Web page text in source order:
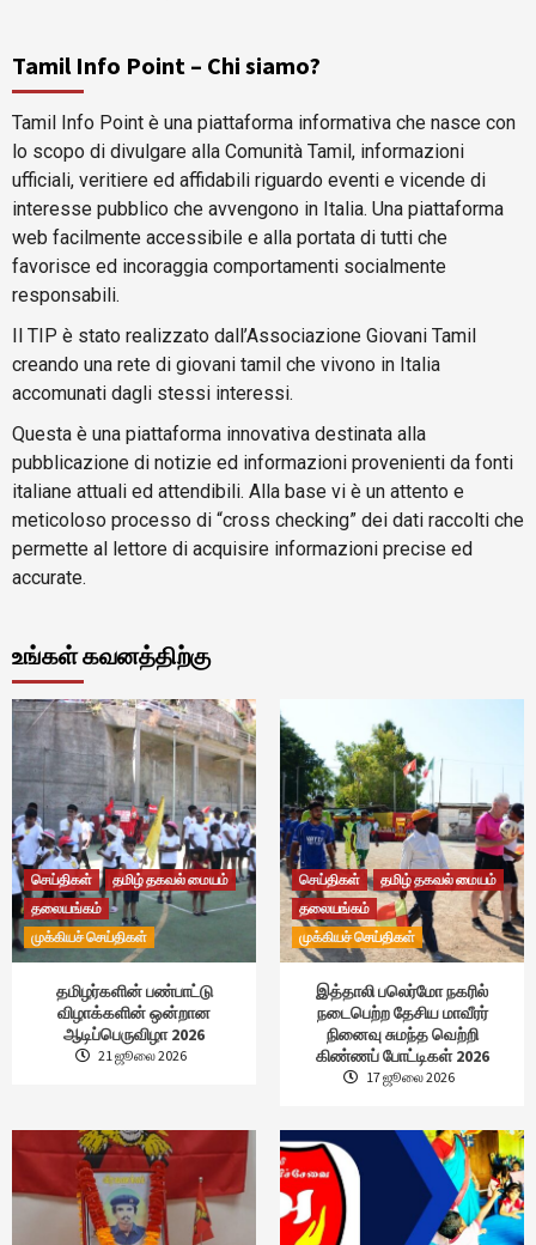
Tamil Info Point – Chi siamo?
Tamil Info Point è una piattaforma informativa che nasce con
lo scopo di divulgare alla Comunità Tamil, informazioni
ufficiali, veritiere ed affidabili riguardo eventi e vicende di
interesse pubblico che avvengono in Italia. Una piattaforma
web facilmente accessibile e alla portata di tutti che
favorisce ed incoraggia comportamenti socialmente
responsabili.
Il TIP è stato realizzato dall’Associazione Giovani Tamil
creando una rete di giovani tamil che vivono in Italia
accomunati dagli stessi interessi.
Questa è una piattaforma innovativa destinata alla
pubblicazione di notizie ed informazioni provenienti da fonti
italiane attuali ed attendibili. Alla base vi è un attento e
meticoloso processo di “cross checking” dei dati raccolti che
permette al lettore di acquisire informazioni precise ed
accurate.
உங்கள் கவனத்திற்கு
செய்திகள்
தமிழ் தகவல் மையம்
தலையங்கம்
முக்கியச் செய்திகள்
தமிழர்களின் பண்பாட்டு
விழாக்களின் ஒன்றான
ஆடிப்பெருவிழா 2026
21 ஜூலை 2026
செய்திகள்
தமிழ் தகவல் மையம்
தலையங்கம்
முக்கியச் செய்திகள்
இத்தாலி பலெர்மோ நகரில்
நடைபெற்ற தேசிய மாவீரர்
நினைவு சுமந்த வெற்றி
கிண்ணப் போட்டிகள் 2026
17 ஜூலை 2026